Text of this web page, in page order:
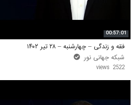
00:57:01
فقه و زندگی – چهارشنبه – ۲۸ تیر ۱۴۰۲
شبکه جهانی نور
2522 views